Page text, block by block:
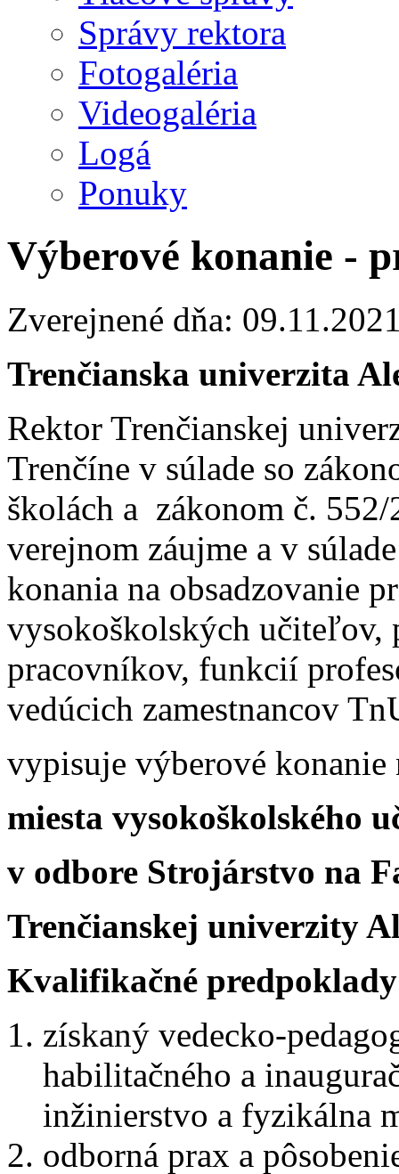
Správy rektora
Fotogaléria
Videogaléria
Logá
Ponuky
Výberové konanie -
Zverejnené dňa:
Trenčianska univerzita
Rektor Trenčianskej
Trenčíne v súlade so
školách a zákonom č.
verejnom záujme a v
konania na obsadzovanie
vysokoškolských učiteľov,
pracovníkov, funkcií
vedúcich zamestnancov
vypisuje výberové konanie
miesta vysokoškolského
v odbore Strojárstvo na
Trenčianskej univerzity
Kvalifikačné
získaný vedecko-
habilitačného a
inžinierstvo a fyzikálna
odborná prax a